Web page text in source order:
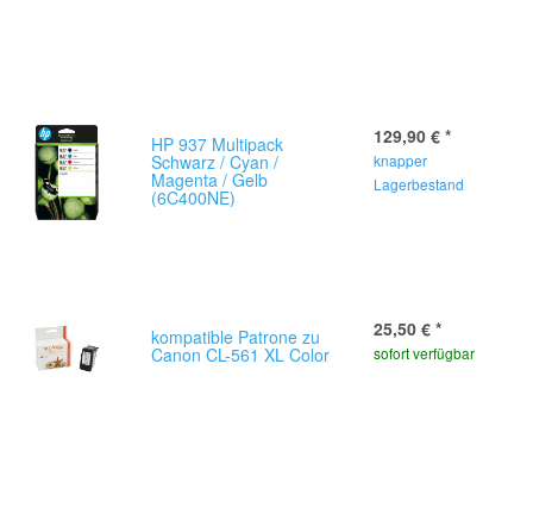
HP 937 Multipack
Schwarz / Cyan /
Magenta / Gelb
(6C400NE)
129,90 € *
knapper
Lagerbestand
kompatible Patrone zu
Canon CL-561 XL Color
25,50 € *
sofort verfügbar